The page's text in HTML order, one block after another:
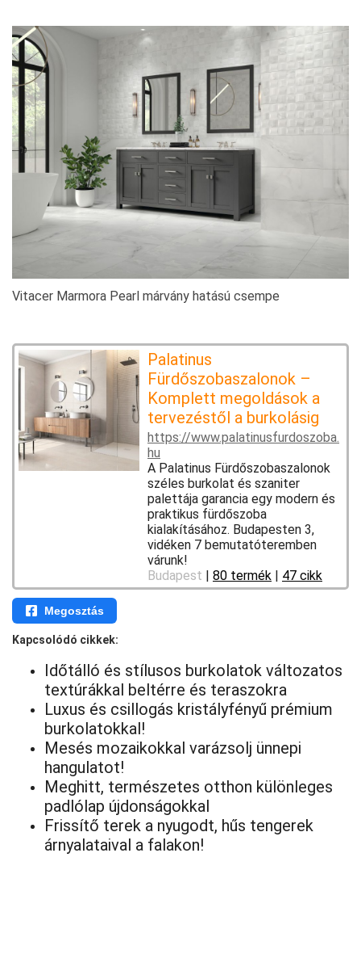
Vitacer Marmora Pearl márvány hatású csempe
Palatinus
Fürdőszobaszalonok –
Komplett megoldások a
tervezéstől a burkolásig
https://www.palatinusfurdoszoba.
hu
A Palatinus Fürdőszobaszalonok
széles burkolat és szaniter
palettája garancia egy modern és
praktikus fürdőszoba
kialakításához. Budapesten 3,
vidéken 7 bemutatóteremben
várunk!
Budapest | 80 termék | 47 cikk
Megosztás
Kapcsolódó cikkek:
Időtálló és stílusos burkolatok változatos
textúrákkal beltérre és teraszokra
Luxus és csillogás kristályfényű prémium
burkolatokkal!
Mesés mozaikokkal varázsolj ünnepi
hangulatot!
Meghitt, természetes otthon különleges
padlólap újdonságokkal
Frissítő terek a nyugodt, hűs tengerek
árnyalataival a falakon!